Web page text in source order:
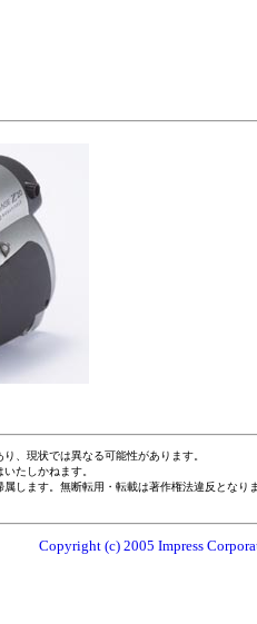
、現状では異なる可能性があります。
たしかねます。
属します。無断転用・転載は著作権法違反とな
Copyright (c) 2005 Impress